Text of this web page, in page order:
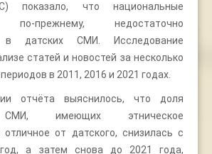
показало, что национальные
по-прежнему, недостаточно
в датских СМИ. Исследование
статей и новостей за несколько
в 2011, 2016 и 2021 годах.
отчёта выяснилось, что доля
СМИ, имеющих этническое
отличное от датского, снизилась с
а затем снова до 2021 года,